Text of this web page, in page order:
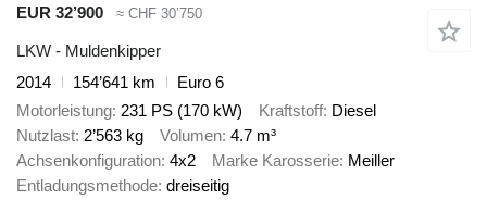
EUR 32’900 ≈ CHF 30’750
LKW - Muldenkipper
2014
154’641 km
Euro 6
Motorleistung 231 PS (170 kW) Kraftstoff Diesel
Nutzlast 2’563 kg Volumen 4.7 m³
Achsenkonfiguration 4x2 Marke Karosserie Meiller
Entladungsmethode dreiseitig